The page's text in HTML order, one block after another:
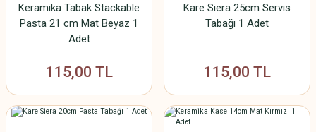
Keramika Tabak Stackable
Pasta 21 cm Mat Beyaz 1
Adet
115,00 TL
Kare Siera 25cm Servis
Tabağı 1 Adet
115,00 TL